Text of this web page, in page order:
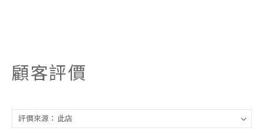
顧客評價